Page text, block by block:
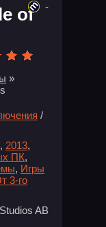
of
»
/
, 2013,
ПК,
, Игры
3-го
AB
-